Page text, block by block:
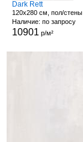
Dark Rett
120x280 см, пол/стены
Наличие: по запросу
10901 р/м²